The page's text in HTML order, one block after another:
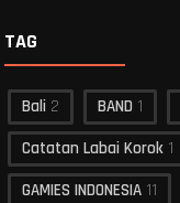
TAG
Bali 2 BAND 1
Catatan Labai Korok 1
GAMIES INDONESIA 11